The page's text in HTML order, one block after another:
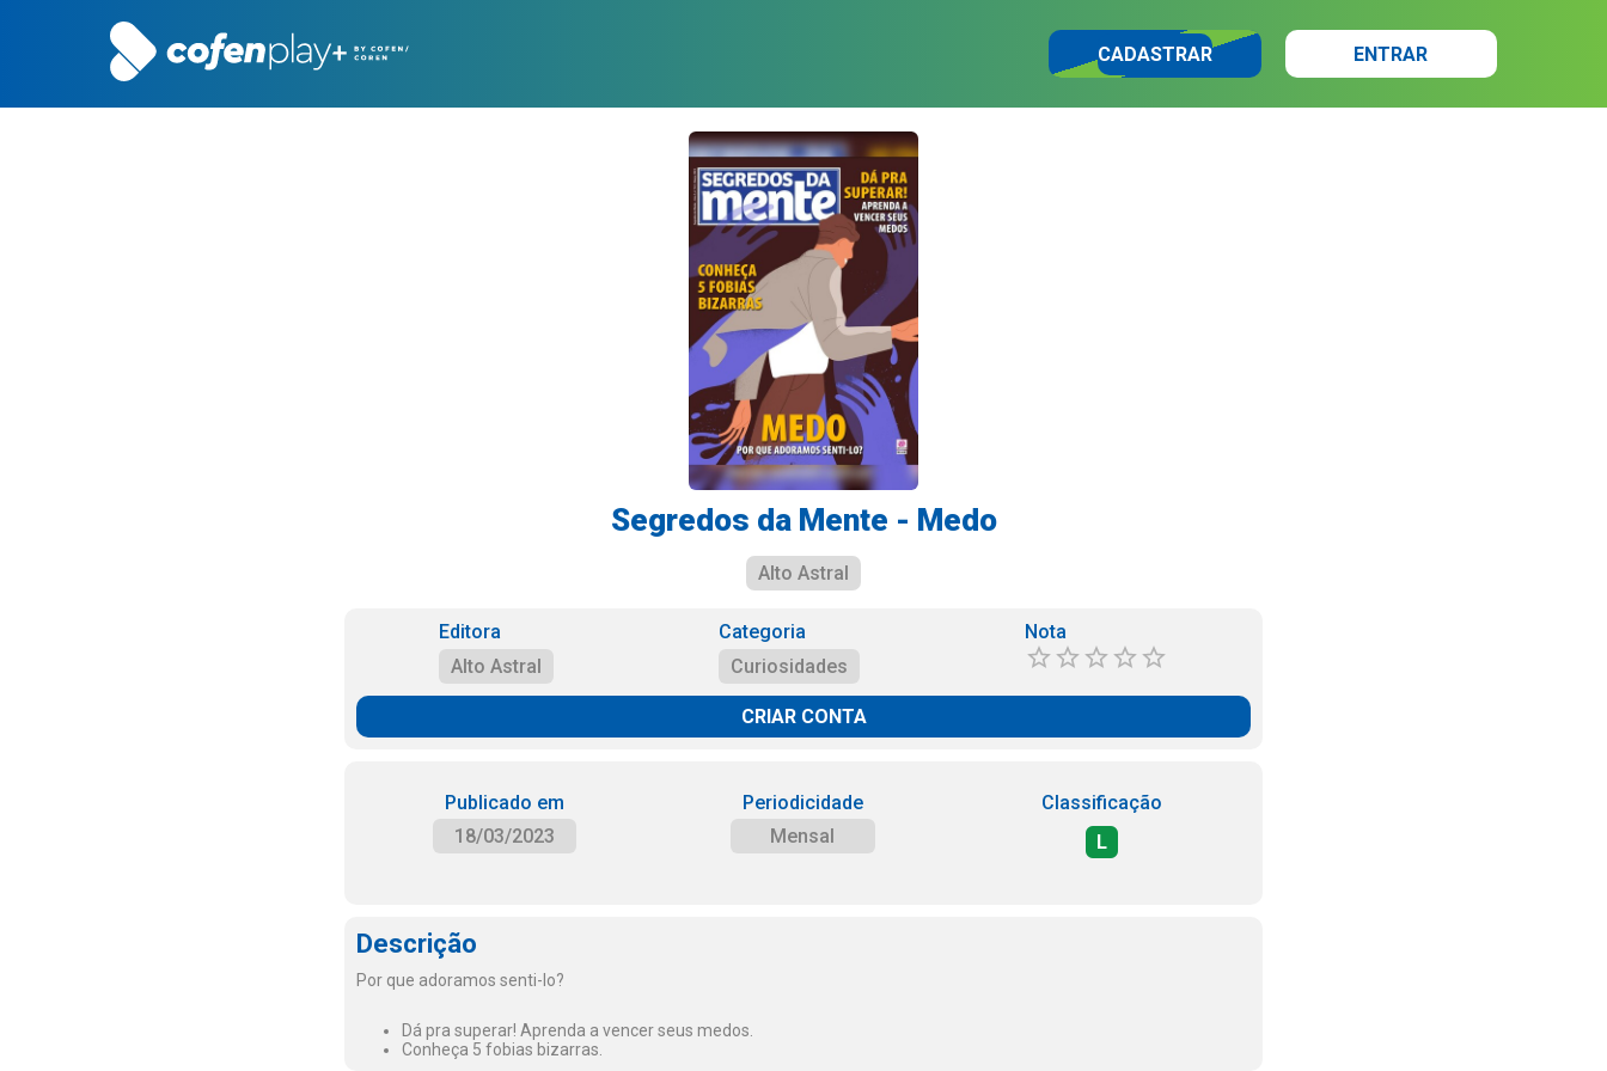
CADASTRAR ENTRAR
Segredos da Mente - Medo
Alto Astral
Editora
Alto Astral
Categoria
Curiosidades
Nota
CRIAR CONTA
Publicado em
18/03/2023
Periodicidade
Mensal
Classificação
L
Descrição
Por que adoramos senti-lo?
Dá pra superar! Aprenda a vencer seus medos.
Conheça 5 fobias bizarras.